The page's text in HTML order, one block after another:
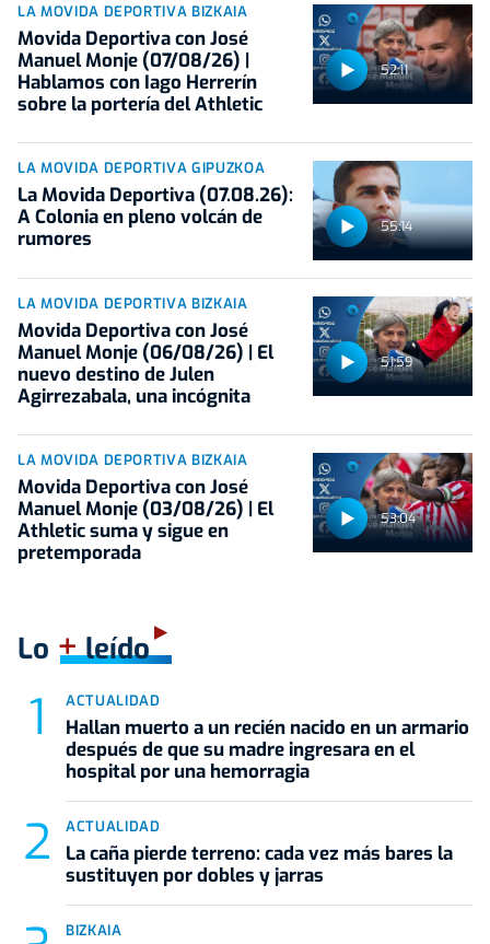
52:11
LA MOVIDA DEPORTIVA BIZKAIA
Movida Deportiva con José
Manuel Monje (07/08/26) |
Hablamos con Iago Herrerín
sobre la portería del Athletic
55:14
LA MOVIDA DEPORTIVA GIPUZKOA
La Movida Deportiva (07.08.26):
A Colonia en pleno volcán de
rumores
51:59
LA MOVIDA DEPORTIVA BIZKAIA
Movida Deportiva con José
Manuel Monje (06/08/26) | El
nuevo destino de Julen
Agirrezabala, una incógnita
53:04
LA MOVIDA DEPORTIVA BIZKAIA
Movida Deportiva con José
Manuel Monje (03/08/26) | El
Athletic suma y sigue en
pretemporada
Lo +leído
ACTUALIDAD
Hallan muerto a un recién nacido en un armario
después de que su madre ingresara en el
hospital por una hemorragia
ACTUALIDAD
La caña pierde terreno: cada vez más bares la
sustituyen por dobles y jarras
BIZKAIA